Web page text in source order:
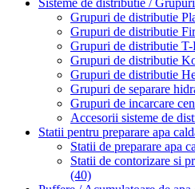
Sisteme de distributie /
Grupuri de distributie
Grupuri de distributie
Grupuri de distributie
Grupuri de distributie
Grupuri de distributie
Grupuri de separare
Grupuri de incarcare
Accesorii sisteme de
Statii pentru preparare apa
Statii de preparare apa
Statii de contorizare si
(40)